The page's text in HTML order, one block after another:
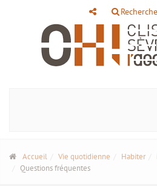
Accueil Vie quotidienne Habiter
Questions fréquentes
Panneau de gestion des cookies